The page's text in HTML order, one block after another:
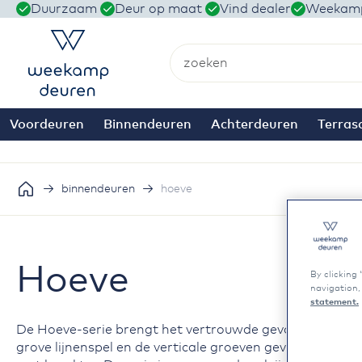
Ga
naar
Duurzaam Deur op maat Vind dealer
Zoek
Voordeuren Binnendeuren Achterdeuren
binnendeuren hoeve
Hoeve
De Hoeve-serie brengt het vertrouwde gevoel van de
grove lijnenspel en de verticale groeven geven deze
By clicking
navigation,
statement.